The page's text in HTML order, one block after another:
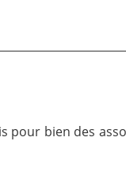
pour bien des